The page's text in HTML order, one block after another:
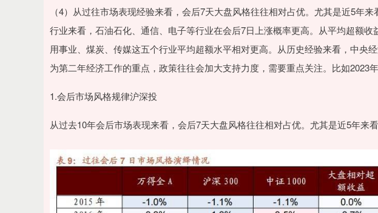
（4）从过往市场表现经验来看，会后7天大盘风格往往相对占优。尤其是近5年
行业来看，石油石化、通信、电子等行业在会后7日上涨概率更高。从平均超额
用事业、煤炭、传媒这五个行业平均超额水平相对更高。从历史经验来看，中央
为第二年经济工作的重点，政策往往会加大支持力度，需要重点关注。比如2023
1.会后市场风格规律沪深投
从过去10年会后市场表现来看，会后7天大盘风格往往相对占优。尤其是近5年来